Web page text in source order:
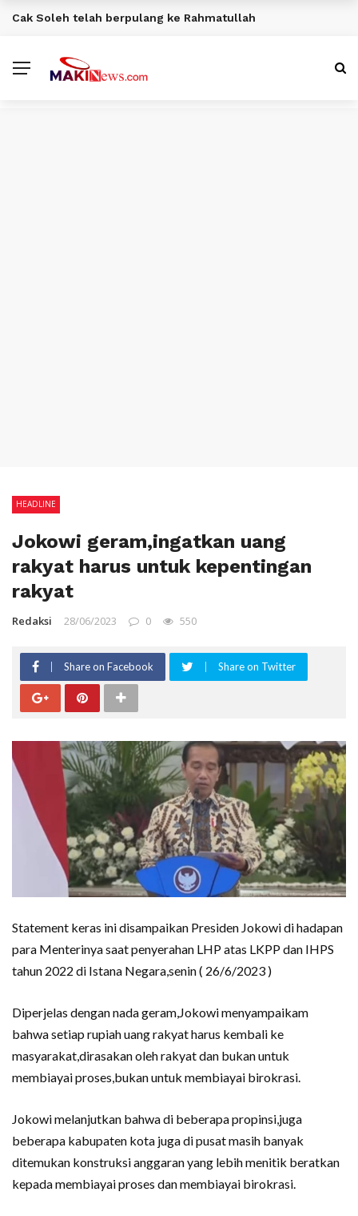
BERITA TERKINI
Cak Soleh telah berpulang ke Rahmatullah
HEADLINE
Jokowi geram,ingatkan uang
rakyat harus untuk kepentingan
rakyat
Redaksi 28/06/2023 0 550
Share on Facebook Share on Twitter
Statement keras ini disampaikan Presiden Jokowi di hadapan
para Menterinya saat penyerahan LHP atas LKPP dan IHPS
tahun 2022 di Istana Negara,senin ( 26/6/2023 )
Diperjelas dengan nada geram,Jokowi menyampaikam
bahwa setiap rupiah uang rakyat harus kembali ke
masyarakat,dirasakan oleh rakyat dan bukan untuk
membiayai proses,bukan untuk membiayai birokrasi.
Jokowi melanjutkan bahwa di beberapa propinsi,juga
beberapa kabupaten kota juga di pusat masih banyak
ditemukan konstruksi anggaran yang lebih menitik beratkan
kepada membiayai proses dan membiayai birokrasi.